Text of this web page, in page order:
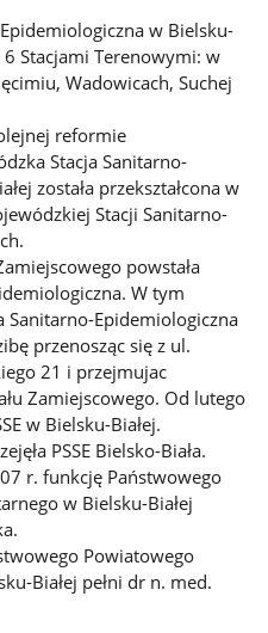
w Bielsku-
6 Stacjami Terenowymi: w
Wadowicach, Suchej
reformie
Stacja Sanitarno-
została przekształcona w
Stacji Sanitarno-
powstała
W tym
Sanitarno-Epidemiologiczna
przenosząc się z ul.
21 i przejmujac
Zamiejscowego. Od lutego
w Bielsku-Białej.
PSSE Bielsko-Biała.
r. funkcję Państwowego
w Bielsku-Białej
Powiatowego
Białej pełni dr n. med.